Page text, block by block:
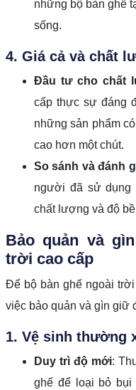
những bộ bàn ghế
sống.
4. Giá cả và chất
Đầu tư cho chất
cấp thực sự đáng
những sản phẩm
cao hơn một chút.
So sánh và đánh
người đã sử dụng
chất lượng và độ
Bảo quản và
trời cao cấp
Để bộ bàn ghế ngoài
việc bảo quản và gìn giữ
1. Vệ sinh thường
Duy trì độ mới:
ghế để loại bỏ bụi